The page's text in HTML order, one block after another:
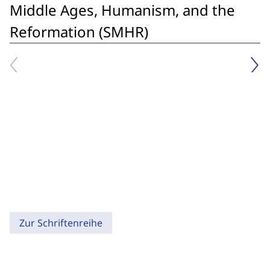
Middle Ages, Humanism, and the
Reformation (SMHR)
Zur Schriftenreihe